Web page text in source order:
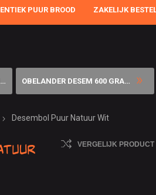
PUUR BROOD ZAKELIJK
OBELANDER DESEM 600 GRAM
Desembol Puur Natuur Wit
VERGELIJK PRODUCT